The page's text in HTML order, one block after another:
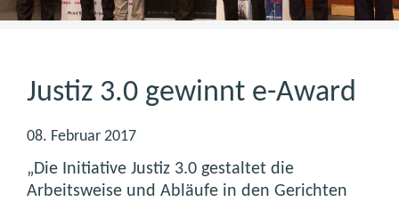
Justiz 3.0 gewinnt e-Award
08. Februar 2017
„Die Initiative Justiz 3.0 gestaltet die
Arbeitsweise und Abläufe in den Gerichten